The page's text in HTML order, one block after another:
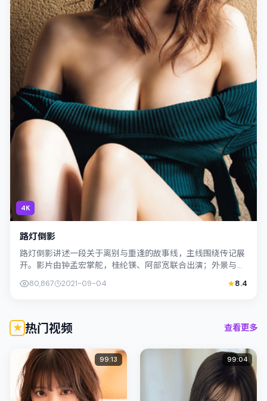
4K
路灯倒影
路灯倒影讲述一段关于离别与重逢的故事线，主线围绕传记展
开。影片由钟孟宏掌舵，桂纶镁、阿部宽联合出演；外景与韩
80,867 2021-09-04 8.4
热门视频 查看更多
99:13 99:04